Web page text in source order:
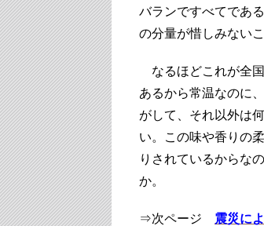
バランですべてであ
の分量が惜しみない
なるほどこれが全
あるから常温なのに
がして、それ以外は
い。この味や香りの
りされているからな
か。
⇒次ページ 震災に